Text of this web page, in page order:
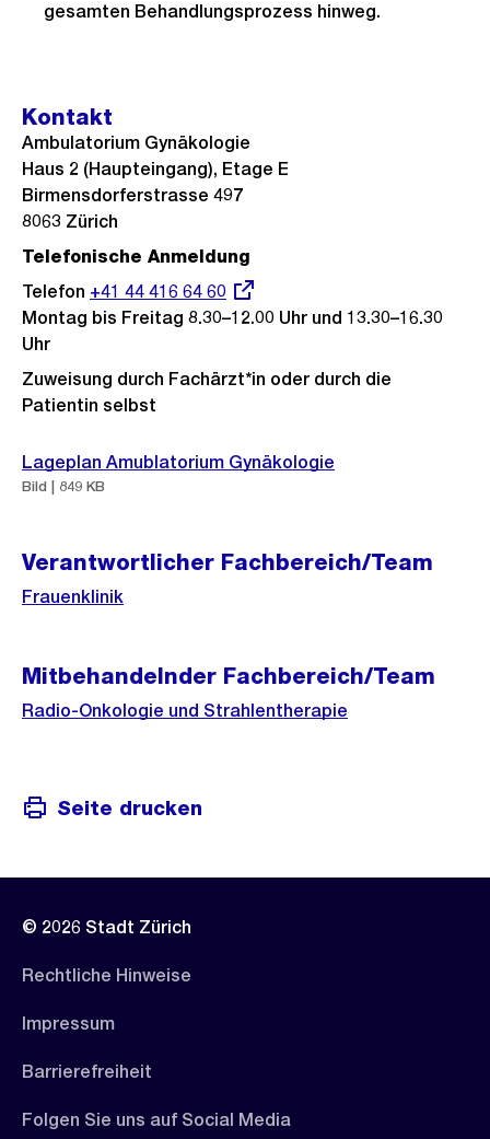
gesamten Behandlungsprozess hinweg.
Kontakt
Ambulatorium Gynäkologie
Haus 2 (Haupteingang), Etage E
Birmensdorferstrasse 497
8063 Zürich
Telefonische Anmeldung
Telefon Externer
Link:
+41 44 416 64 60
Montag bis Freitag 8.30–12.00 Uhr und 13.30–16.30
Uhr
Zuweisung durch Fachärzt*in oder durch die
Patientin selbst
Lageplan Amublatorium Gynäkologie
Bild | 849 KB
Verantwortlicher Fachbereich/Team
Frauenklinik
Mitbehandelnder Fachbereich/Team
Radio-Onkologie und Strahlentherapie
Seite drucken
© 2026 Stadt Zürich
Rechtliche Hinweise
Impressum
Barrierefreiheit
Folgen Sie uns auf Social Media